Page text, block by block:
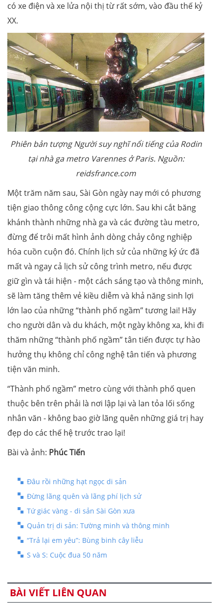
có xe điện và xe lửa nội thị từ rất sớm, vào đầu thế kỷ
XX.
Phiên bản tượng Người suy nghĩ nổi tiếng của Rodin
tại nhà ga metro Varennes ở Paris. Nguồn:
reidsfrance.com
Một trăm năm sau, Sài Gòn ngày nay mới có phương
tiện giao thông công cộng cực lớn. Sau khi cắt băng
khánh thành những nhà ga và các đường tàu metro,
đừng để trôi mất hình ảnh dòng chảy công nghiệp
hóa cuồn cuộn đó. Chính lịch sử của những ký ức đã
mất và ngay cả lịch sử công trình metro, nếu được
giữ gìn và tái hiện - một cách sáng tạo và thông minh,
sẽ làm tăng thêm vẻ kiều diễm và khả năng sinh lợi
lớn lao của những “thành phố ngầm” tương lai! Hãy
cho người dân và du khách, một ngày không xa, khi đi
thăm những “thành phố ngầm” tân tiến được tự hào
hưởng thụ không chỉ công nghệ tân tiến và phương
tiện văn minh.
“Thành phố ngầm” metro cùng với thành phố quen
thuộc bên trên phải là nơi lập lại và lan tỏa lối sống
nhân văn - không bao giờ lãng quên những giá trị hay
đẹp do các thế hệ trước trao lại!
Bài và ảnh: Phúc Tiến
Đâu rồi những hạt ngọc di sản
Đừng lãng quên và lãng phí lịch sử
Tứ giác vàng - di sản Sài Gòn xưa
Quản trị di sản: Tường minh và thông minh
“Trả lại em yêu”: Bùng binh cây liễu
S và S: Cuộc đua 50 năm
BÀI VIẾT LIÊN QUAN